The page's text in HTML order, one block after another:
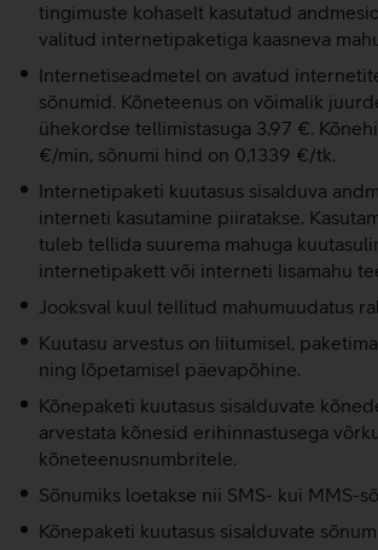
tingimuste kohaselt kasutatud
valitud internetipaketiga kaasneva
Internetiseadmetel on avatud
sõnumid. Kõneteenus on võimalik
ühekordse tellimistasuga 3,97 €.
€/min, sõnumi hind on 0,1339 €/tk.
Internetipaketi kuutasus sisalduva
interneti kasutamine piiratakse.
tuleb tellida suurema mahuga
internetipakett või interneti lisamahu
Jooksval kuul tellitud mahumuudatus
Kuutasu arvestus on liitumisel,
ning lõpetamisel päevapõhine.
Kõnepaketi kuutasus sisalduvate
arvestata kõnesid erihinnastusega
kõneteenusnumbritele.
Sõnumiks loetakse nii SMS- kui MMS-
Kõnepaketi kuutasus sisalduvate